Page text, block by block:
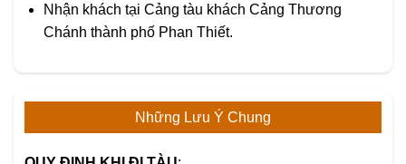
Nhận khách tại Cảng tàu khách Cảng Thương
Chánh thành phố Phan Thiết.
Những Lưu Ý Chung